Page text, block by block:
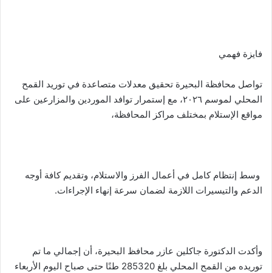
فايزة فهمي
تواصل محافظة البحيرة تحقيق معدلات متصاعدة في توريد القمح
المحلي لموسم ٢٠٢٦، مع إستمرار توافد الموردين والمزارعين على
مواقع الإستلام بمختلف مراكز المحافظة،
وسط إنتظام كامل في أعمال الفرز والاستلام، وتقديم كافة أوجه
الدعم والتيسيرات اللازمة لضمان سرعة إنهاء الإجراءات.
وأكدت الدكتورة جاكلين عازر محافظ البحيرة، أن إجمالي ما تم
توريده من القمح المحلي بلغ 285320 طنًا حتى صباح اليوم الأربعاء